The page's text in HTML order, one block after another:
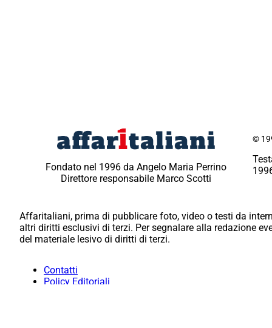
Fondato nel 1996 da Angelo Maria Perrino
Direttore responsabile Marco Scotti
©
Affaritaliani, prima di pubblicare foto, video o testi da
altri diritti esclusivi di terzi. Per segnalare alla redazione
del materiale lesivo di diritti di terzi.
Contatti
Policy Editoriali